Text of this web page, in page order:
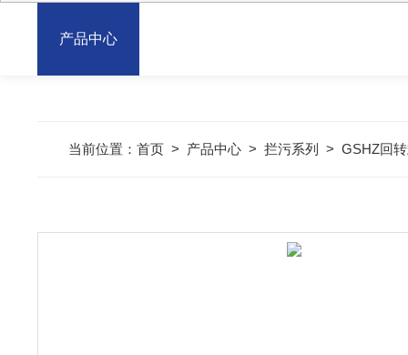
产品中心
当前位置： 首页> 产品中心> 拦污系列 > GSHZ回